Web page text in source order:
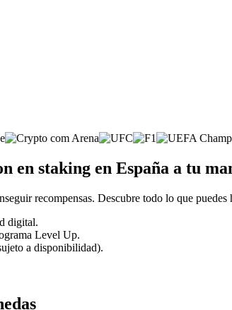
en staking en España a tu
recompensas. Descubre todo lo que puedes
digital.
Level Up.
a disponibilidad).